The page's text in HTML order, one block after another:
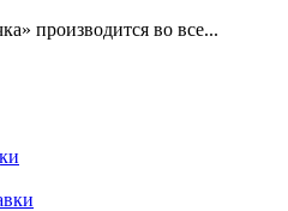
производится во все...